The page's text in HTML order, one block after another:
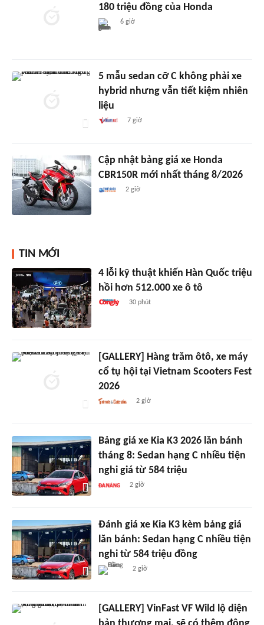
180 triệu đồng của Honda
6 giờ
5 mẫu sedan cỡ C không phải xe
hybrid nhưng vẫn tiết kiệm nhiên
liệu
7 giờ
Cập nhật bảng giá xe Honda
CBR150R mới nhất tháng 8/2026
2 giờ
TIN MỚI
4 lỗi kỹ thuật khiến Hàn Quốc triệu
hồi hơn 512.000 xe ô tô
30 phút
[GALLERY] Hàng trăm ôtô, xe máy
cổ tụ hội tại Vietnam Scooters Fest
2026
2 giờ
Bảng giá xe Kia K3 2026 lăn bánh
tháng 8: Sedan hạng C nhiều tiện
nghi giá từ 584 triệu
2 giờ
Đánh giá xe Kia K3 kèm bảng giá
lăn bánh: Sedan hạng C nhiều tiện
nghi từ 584 triệu đồng
2 giờ
[GALLERY] VinFast VF Wild lộ diện